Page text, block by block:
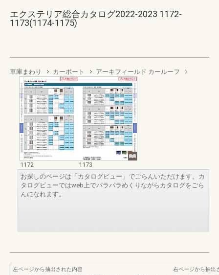
エクステリア総合カタログ2022-2023 1172-
1173(1174-1175)
車庫まわり カーポート アーキフィールド カールーフ
1172
1173
お探しのページは「カタログビュー」でごらんいただけます。カ
タログビューではweb上でパラパラめくりながらカタログをごら
んになれます。
左ページから抽出された内容
右ページから抽出